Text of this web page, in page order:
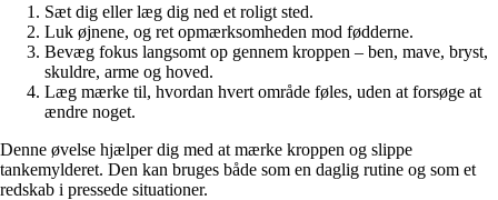
Sæt dig eller læg dig ned et roligt sted.
Luk øjnene, og ret opmærksomheden mod fødderne.
Bevæg fokus langsomt op gennem kroppen – ben, mave, bryst,
skuldre, arme og hoved.
Læg mærke til, hvordan hvert område føles, uden at forsøge at
ændre noget.
Denne øvelse hjælper dig med at mærke kroppen og slippe
tankemylderet. Den kan bruges både som en daglig rutine og som et
redskab i pressede situationer.